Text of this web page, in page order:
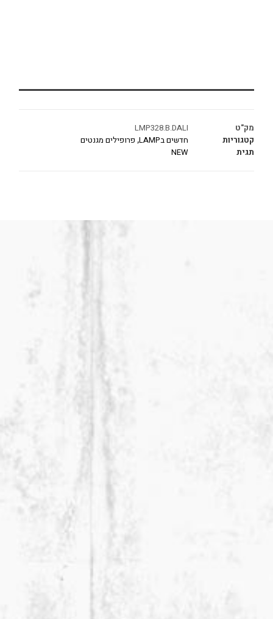
מק"ט
LMP328.B.DALI
קטגוריות
חדשים בLAMP , פרופילים מגנטים
תגית
NEW